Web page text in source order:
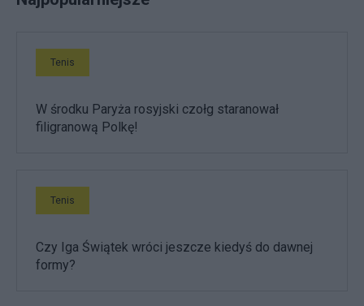
Tenis
W środku Paryża rosyjski czołg staranował
filigranową Polkę!
Tenis
Czy Iga Świątek wróci jeszcze kiedyś do dawnej
formy?